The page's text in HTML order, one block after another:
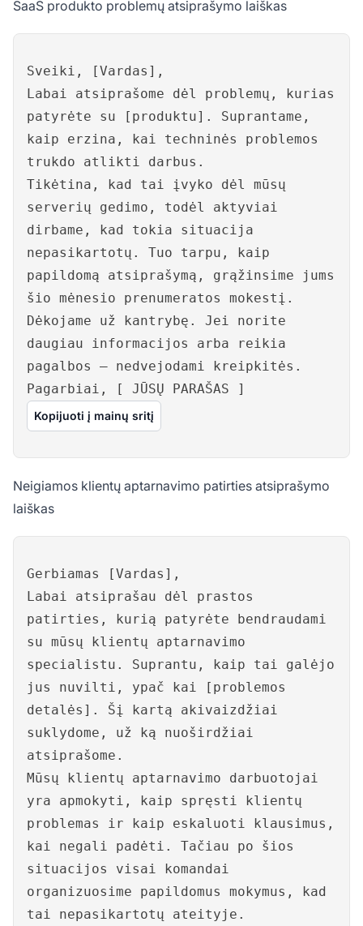
SaaS produkto problemų atsiprašymo laiškas
Sveiki, [Vardas],
Labai atsiprašome dėl problemų, kurias
patyrėte su [produktu]. Suprantame,
kaip erzina, kai techninės problemos
trukdo atlikti darbus.
Tikėtina, kad tai įvyko dėl mūsų
serverių gedimo, todėl aktyviai
dirbame, kad tokia situacija
nepasikartotų. Tuo tarpu, kaip
papildomą atsiprašymą, grąžinsime jums
šio mėnesio prenumeratos mokestį.
Dėkojame už kantrybę. Jei norite
daugiau informacijos arba reikia
pagalbos – nedvejodami kreipkitės.
Pagarbiai, [ JŪSŲ PARAŠAS ]
Kopijuoti į mainų sritį
Neigiamos klientų aptarnavimo patirties atsiprašymo
laiškas
Gerbiamas [Vardas],
Labai atsiprašau dėl prastos
patirties, kurią patyrėte bendraudami
su mūsų klientų aptarnavimo
specialistu. Suprantu, kaip tai galėjo
jus nuvilti, ypač kai [problemos
detalės]. Šį kartą akivaizdžiai
suklydome, už ką nuoširdžiai
atsiprašome.
Mūsų klientų aptarnavimo darbuotojai
yra apmokyti, kaip spręsti klientų
problemas ir kaip eskaluoti klausimus,
kai negali padėti. Tačiau po šios
situacijos visai komandai
organizuosime papildomus mokymus, kad
tai nepasikartotų ateityje.